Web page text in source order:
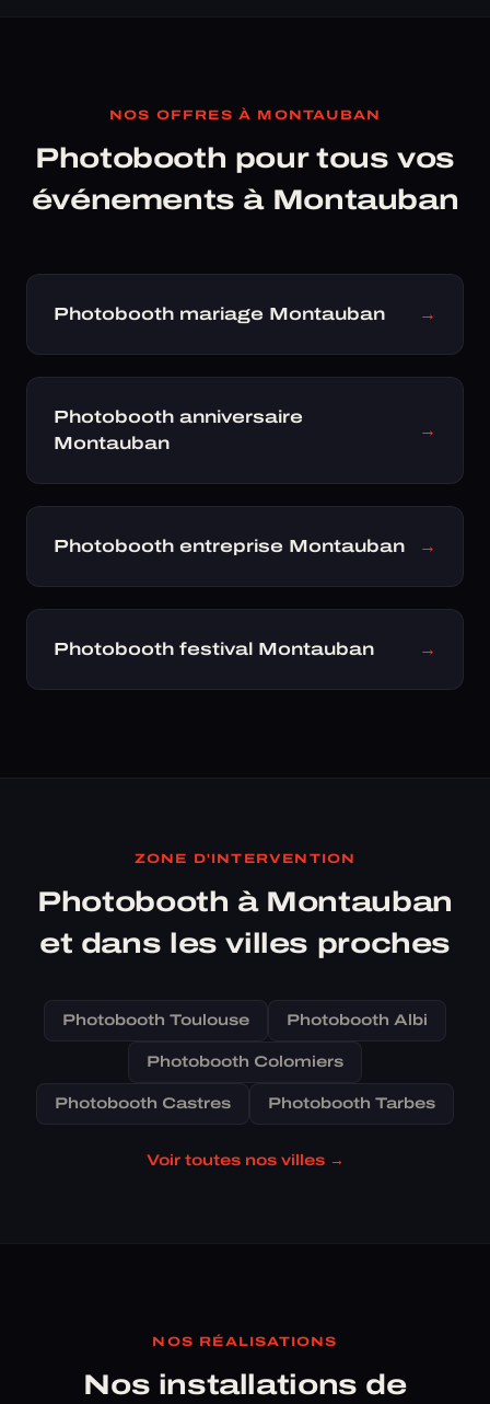
NOS OFFRES À MONTAUBAN
Photobooth pour tous vos
événements à Montauban
Photobooth mariage Montauban →
Photobooth anniversaire
Montauban
→
Photobooth entreprise Montauban →
Photobooth festival Montauban →
ZONE D'INTERVENTION
Photobooth à Montauban
et dans les villes proches
Photobooth Toulouse Photobooth Albi
Photobooth Colomiers
Photobooth Castres Photobooth Tarbes
Voir toutes nos villes →
NOS RÉALISATIONS
Nos installations de